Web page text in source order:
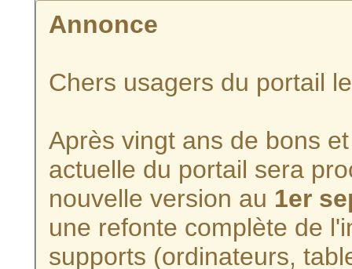
Annonce
Chers usagers du portail
Après vingt ans de bons
actuelle du portail sera
nouvelle version au 1er
une refonte complète de
supports (ordinateurs,